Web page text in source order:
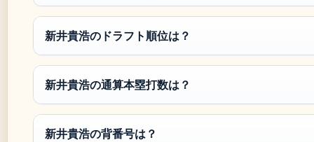
新井貴浩のドラフト順位は？
新井貴浩の通算本塁打数は？
新井貴浩の背番号は？